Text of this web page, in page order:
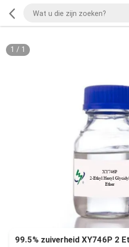
1 / 1
99.5% zuiverheid XY746P 2